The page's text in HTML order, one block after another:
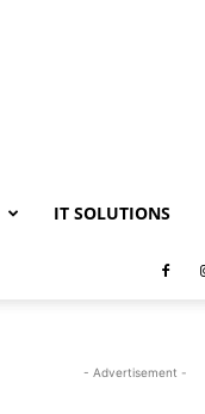
IT SOLUTIONS
- Advertisement -